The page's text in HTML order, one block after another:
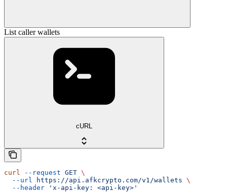
List caller wallets
cURL
curl --request GET \
  --url
https://api.afkcrypto.com/v1/wallets \
  --header
'x-api-key: <api-key>'